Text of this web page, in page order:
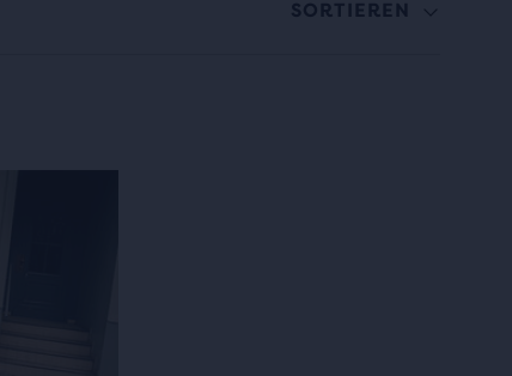
SORTIEREN